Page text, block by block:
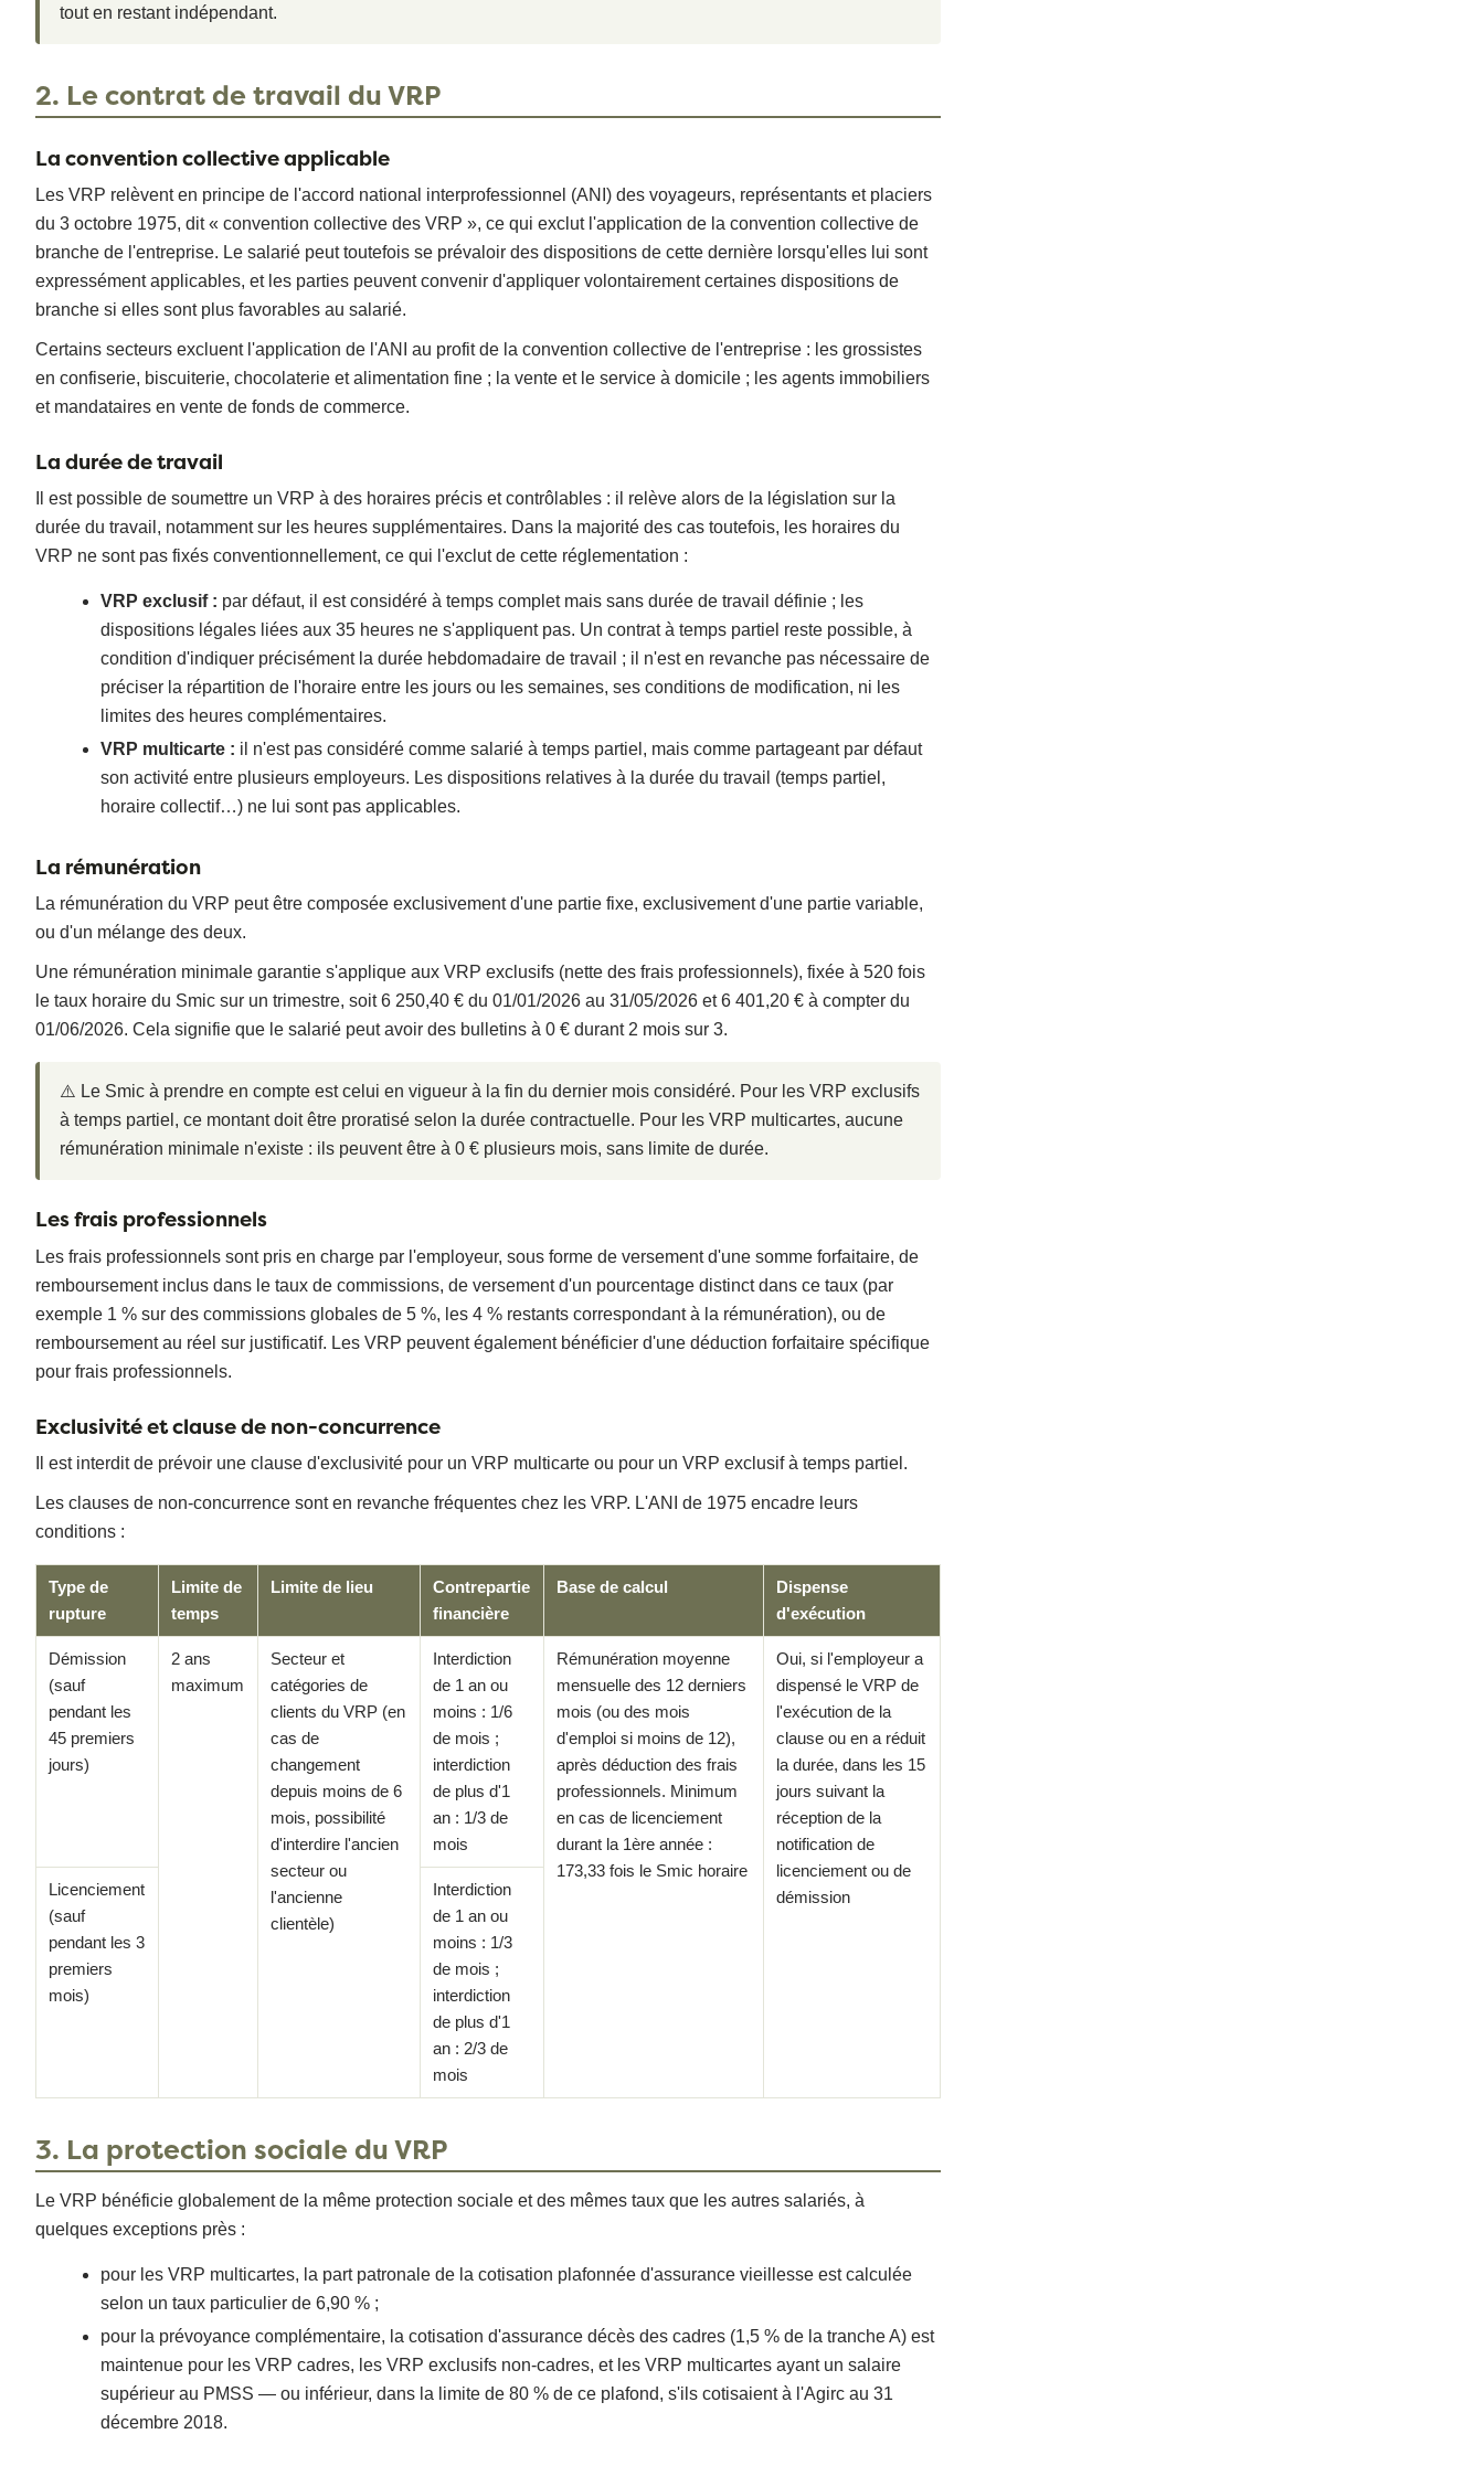
tout en restant indépendant.
2. Le contrat de travail du VRP
La convention collective applicable
Les VRP relèvent en principe de l'accord national interprofessionnel (ANI) des voyageurs, représentants et placiers
du 3 octobre 1975, dit « convention collective des VRP », ce qui exclut l'application de la convention collective de
branche de l'entreprise. Le salarié peut toutefois se prévaloir des dispositions de cette dernière lorsqu'elles lui sont
expressément applicables, et les parties peuvent convenir d'appliquer volontairement certaines dispositions de
branche si elles sont plus favorables au salarié.
Certains secteurs excluent l'application de l'ANI au profit de la convention collective de l'entreprise : les grossistes
en confiserie, biscuiterie, chocolaterie et alimentation fine ; la vente et le service à domicile ; les agents immobiliers
et mandataires en vente de fonds de commerce.
La durée de travail
Il est possible de soumettre un VRP à des horaires précis et contrôlables : il relève alors de la législation sur la
durée du travail, notamment sur les heures supplémentaires. Dans la majorité des cas toutefois, les horaires du
VRP ne sont pas fixés conventionnellement, ce qui l'exclut de cette réglementation :
VRP exclusif : par défaut, il est considéré à temps complet mais sans durée de travail définie ; les
dispositions légales liées aux 35 heures ne s'appliquent pas. Un contrat à temps partiel reste possible, à
condition d'indiquer précisément la durée hebdomadaire de travail ; il n'est en revanche pas nécessaire de
préciser la répartition de l'horaire entre les jours ou les semaines, ses conditions de modification, ni les
limites des heures complémentaires.
VRP multicarte : il n'est pas considéré comme salarié à temps partiel, mais comme partageant par défaut
son activité entre plusieurs employeurs. Les dispositions relatives à la durée du travail (temps partiel,
horaire collectif…) ne lui sont pas applicables.
La rémunération
La rémunération du VRP peut être composée exclusivement d'une partie fixe, exclusivement d'une partie variable,
ou d'un mélange des deux.
Une rémunération minimale garantie s'applique aux VRP exclusifs (nette des frais professionnels), fixée à 520 fois
le taux horaire du Smic sur un trimestre, soit 6 250,40 € du 01/01/2026 au 31/05/2026 et 6 401,20 € à compter du
01/06/2026. Cela signifie que le salarié peut avoir des bulletins à 0 € durant 2 mois sur 3.
⚠️ Le Smic à prendre en compte est celui en vigueur à la fin du dernier mois considéré. Pour les VRP exclusifs
à temps partiel, ce montant doit être proratisé selon la durée contractuelle. Pour les VRP multicartes, aucune
rémunération minimale n'existe : ils peuvent être à 0 € plusieurs mois, sans limite de durée.
Les frais professionnels
Les frais professionnels sont pris en charge par l'employeur, sous forme de versement d'une somme forfaitaire, de
remboursement inclus dans le taux de commissions, de versement d'un pourcentage distinct dans ce taux (par
exemple 1 % sur des commissions globales de 5 %, les 4 % restants correspondant à la rémunération), ou de
remboursement au réel sur justificatif. Les VRP peuvent également bénéficier d'une déduction forfaitaire spécifique
pour frais professionnels.
Exclusivité et clause de non-concurrence
Il est interdit de prévoir une clause d'exclusivité pour un VRP multicarte ou pour un VRP exclusif à temps partiel.
Les clauses de non-concurrence sont en revanche fréquentes chez les VRP. L'ANI de 1975 encadre leurs
conditions :
Type de
rupture
Limite de
temps
Limite de lieu
Contrepartie
financière
Base de calcul
Dispense
d'exécution
Démission
(sauf
pendant les
45 premiers
jours)
2 ans
maximum
Secteur et
catégories de
clients du VRP (en
cas de
changement
depuis moins de 6
mois, possibilité
d'interdire l'ancien
secteur ou
l'ancienne
clientèle)
Interdiction
de 1 an ou
moins : 1/6
de mois ;
interdiction
de plus d'1
an : 1/3 de
mois
Rémunération moyenne
mensuelle des 12 derniers
mois (ou des mois
d'emploi si moins de 12),
après déduction des frais
professionnels. Minimum
en cas de licenciement
durant la 1ère année :
173,33 fois le Smic horaire
Oui, si l'employeur a
dispensé le VRP de
l'exécution de la
clause ou en a réduit
la durée, dans les 15
jours suivant la
réception de la
notification de
licenciement ou de
démission
Licenciement
(sauf
pendant les 3
premiers
mois)
Interdiction
de 1 an ou
moins : 1/3
de mois ;
interdiction
de plus d'1
an : 2/3 de
mois
3. La protection sociale du VRP
Le VRP bénéficie globalement de la même protection sociale et des mêmes taux que les autres salariés, à
quelques exceptions près :
pour les VRP multicartes, la part patronale de la cotisation plafonnée d'assurance vieillesse est calculée
selon un taux particulier de 6,90 % ;
pour la prévoyance complémentaire, la cotisation d'assurance décès des cadres (1,5 % de la tranche A) est
maintenue pour les VRP cadres, les VRP exclusifs non-cadres, et les VRP multicartes ayant un salaire
supérieur au PMSS — ou inférieur, dans la limite de 80 % de ce plafond, s'ils cotisaient à l'Agirc au 31
décembre 2018.